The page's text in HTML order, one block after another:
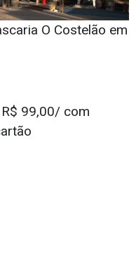
O Costelão em
99,00/ com